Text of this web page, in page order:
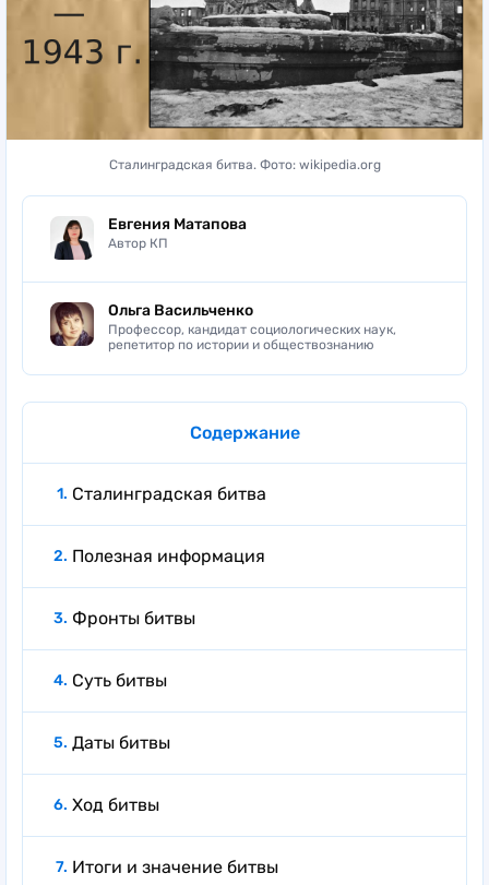
Сталинградская битва. Фото: wikipedia.org
Евгения Матапова
Автор КП
Ольга Васильченко
Профессор, кандидат социологических наук,
репетитор по истории и обществознанию
Содержание
Сталинградская битва
Полезная информация
Фронты битвы
Суть битвы
Даты битвы
Ход битвы
Итоги и значение битвы